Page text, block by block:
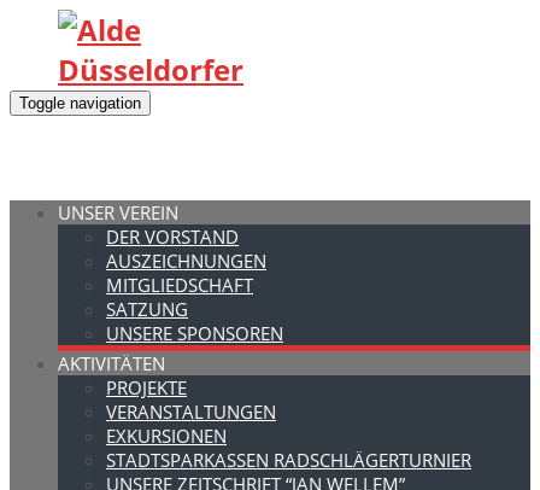
Toggle navigation
UNSER VEREIN
DER VORSTAND
AUSZEICHNUNGEN
MITGLIEDSCHAFT
SATZUNG
UNSERE SPONSOREN
AKTIVITÄTEN
PROJEKTE
VERANSTALTUNGEN
EXKURSIONEN
STADTSPARKASSEN RADSCHLÄGERTURNIER
UNSERE ZEITSCHRIFT “JAN WELLEM”